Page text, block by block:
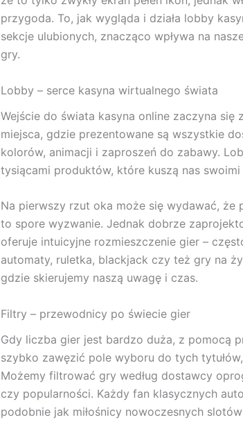
przygoda. To, jak wygląda i działa lobby
sekcje ulubionych, znacząco wpływa na
gry.
Lobby – serce kasyna wirtualnego świata
Wejście do świata kasyna online zaczyna się
miejsca, gdzie prezentowane są wszystkie
kolorów, animacji i zaproszeń do zabawy.
tysiącami produktów, które kuszą nas
Na pierwszy rzut oka może się wydawać,
to spore wyzwanie. Jednak dobrze
oferuje intuicyjne rozmieszczenie gier –
automaty, ruletka, blackjack czy też gry na
gdzie skierujemy naszą uwagę i czas.
Filtry – przewodnicy po świecie gier
Gdy liczba gier jest bardzo duża, z pomocą
szybko zawęzić pole wyboru do tych
Możemy filtrować gry według dostawcy
czy popularności. Każdy fan klasycznych
podobnie jak miłośnicy nowoczesnych